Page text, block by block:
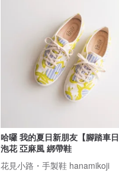
哈囉 我的夏日新朋友【腳踏車
泡花 亞麻風 綁帶鞋
花見小路・手製鞋 hanamikoji